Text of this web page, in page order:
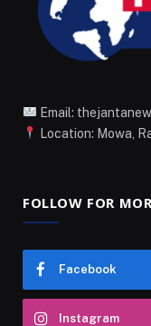
Email:
Location: Mowa,
FOLLOW FOR
Facebook
Instagram